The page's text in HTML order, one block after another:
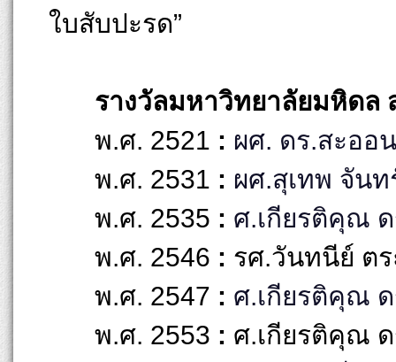
ใบสับปะรด”
รางวัลมหาวิทยาลัยมหิดล
พ.ศ. 2521 : ผศ. ดร.สะออ
พ.ศ. 2531 : ผศ.สุเทพ จันท
พ.ศ. 2535 : ศ.เกียรติคุณ
พ.ศ. 2546 : รศ.วันทนีย์ ต
พ.ศ. 2547 : ศ.เกียรติคุณ
พ.ศ. 2553 : ศ.เกียรติคุณ